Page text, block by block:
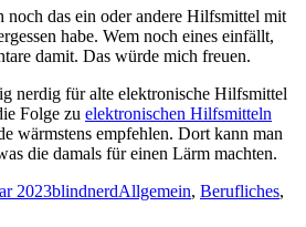
noch das ein oder andere Hilfsmittel mit
habe. Wem noch eines einfällt,
damit. Das würde mich freuen.
nerdig für alte elektronische Hilfsmittel
Folge zu elektronischen Hilfsmitteln
wärmstens empfehlen. Dort kann man
die damals für einen Lärm machten.
2023Autor
blindnerdKategorien
Allgemein, Berufliches,